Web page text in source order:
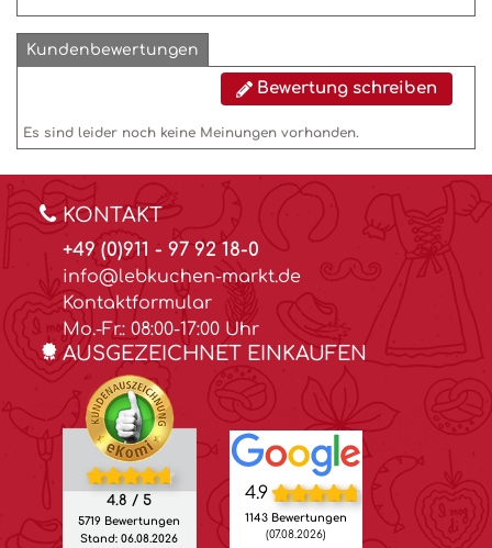
Kundenbewertungen
Bewertung schreiben
Es sind leider noch keine Meinungen vorhanden.
KONTAKT
+49 (0)911 - 97 92 18-0
info@lebkuchen-markt.de
Kontaktformular
Mo.-Fr.: 08:00-17:00 Uhr
AUSGEZEICHNET EINKAUFEN
4.8 / 5
5719 Bewertungen
Stand: 06.08.2026
4.9
1143 Bewertungen
(07.08.2026)